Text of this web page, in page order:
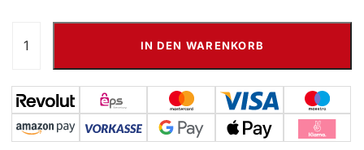
IN DEN WARENKORB